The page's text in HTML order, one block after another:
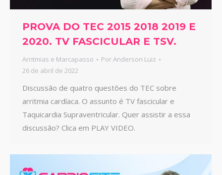
PROVA DO TEC 2015 2018 2019 E
2020. TV FASCICULAR E TSV.
Arritmias e Marcapasso PorAnderson Luiz
26 de abril de 2022
Discussão de quatro questões do TEC sobre
arritmia cardíaca. O assunto é TV fascicular e
Taquicardia Supraventricular. Quer assistir a essa
discussão? Clica em PLAY VIDEO.